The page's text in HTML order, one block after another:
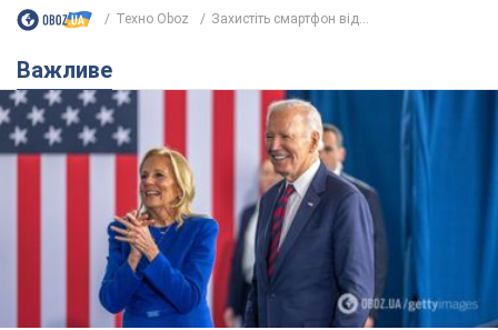
Техно Oboz Захистіть смартфон від...
Важливе